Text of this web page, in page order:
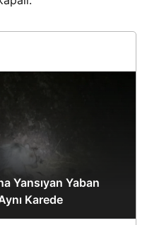
Yansıyan Yaban
Karede